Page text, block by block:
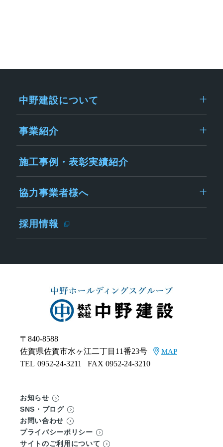
中野建設について
事業紹介
施工事例・表彰実績紹介
協力事業者様へ
採用情報
〒840-8588
佐賀県佐賀市水ヶ江二丁目11番23号
MAP
TEL 0952-24-3211 FAX 0952-24-3210
お知らせ
SNS・ブログ
お問い合わせ
プライバシーポリシー
サイトのご利用について